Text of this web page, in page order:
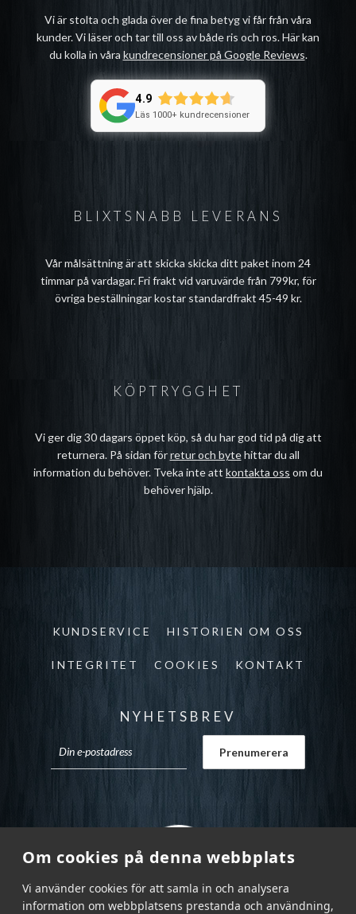
Om cookies på denna webbplats
Vi använder cookies för att samla in och analysera
information om webbplatsens prestanda och användning,
BLIXTSNABB LEVERANS
Vår målsättning är att skicka skicka ditt paket inom 24
timmar på vardagar. Fri frakt vid varuvärde från 799kr, för
övriga beställningar kostar standardfrakt 45-49 kr.
Vi är stolta och glada över de fina betyg vi får från våra
kunder. Vi läser och tar till oss av både ris och ros. Här kan
du kolla in våra kundrecensioner på Google Reviews.
4.9
Läs 1000+ kundrecensioner
KÖPTRYGGHET
Vi ger dig 30 dagars öppet köp, så du har god tid på dig att
returnera. På sidan förretur och bytehittar du all
information du behöver. Tveka inte att kontakta oss om du
behöver hjälp.
KUNDSERVICE HISTORIEN OM OSS
INTEGRITET COOKIES KONTAKT
NYHETSBREV